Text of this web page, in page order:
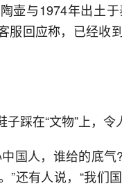
壶与1974年出土
服回应称，已经收
踩在“文物”上，令
国人，谁给的底
”还有人说，“我们